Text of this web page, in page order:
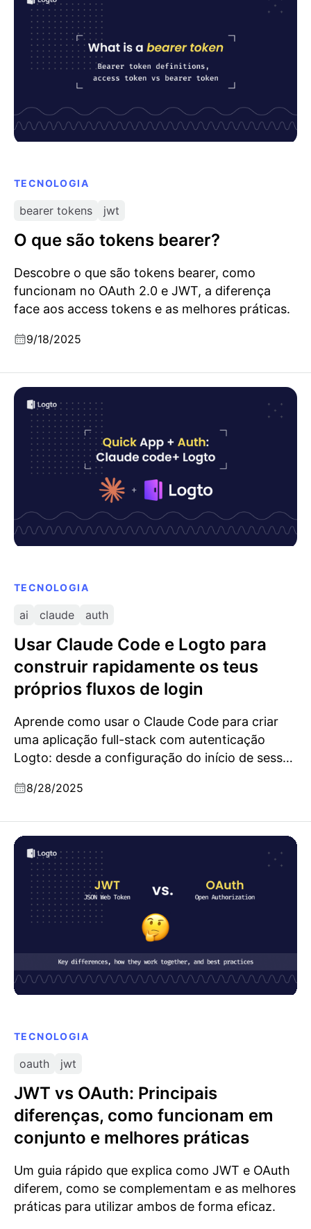
TECNOLOGIA
bearer tokens jwt
O que são tokens bearer?
Descobre o que são tokens bearer, como
funcionam no OAuth 2.0 e JWT, a diferença
face aos access tokens e as melhores práticas.
9/18/2025
TECNOLOGIA
ai claude auth
Usar Claude Code e Logto para
construir rapidamente os teus
próprios fluxos de login
Aprende como usar o Claude Code para criar
uma aplicação full-stack com autenticação
Logto: desde a configuração do início de sessão
sociais.
8/28/2025
Usar Claude Code e Logto para construir
rapidamente os teus próprios fluxos de login
TECNOLOGIA
oauth jwt
JWT vs OAuth: Principais
diferenças, como funcionam em
conjunto e melhores práticas
Um guia rápido que explica como JWT e OAuth
diferem, como se complementam e as melhores
práticas para utilizar ambos de forma eficaz.
JWT vs OAuth: Principais diferenças, como
funcionam em conjunto e melhores práticas